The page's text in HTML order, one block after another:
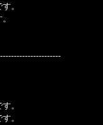
。
。
。